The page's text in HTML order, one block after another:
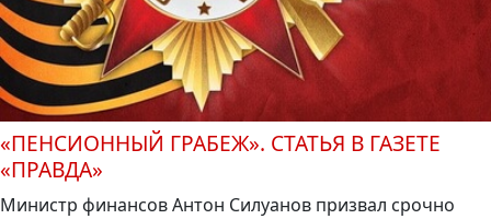
«ПЕНСИОННЫЙ ГРАБЕЖ». СТАТЬЯ В ГАЗЕТЕ
«ПРАВДА»
Министр финансов Антон Силуанов призвал срочно